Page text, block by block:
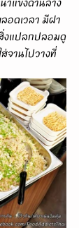
อดเวลา มีฝา
งแปลกปลอมดู
จานไปวางที่